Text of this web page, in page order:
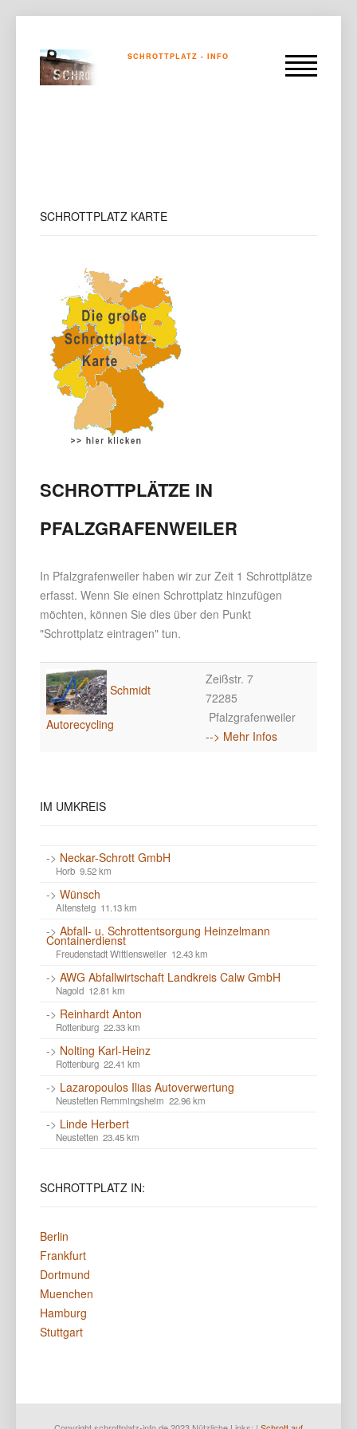
SCHROTTPLATZ - INFO
SCHROTTPLATZ KARTE
SCHROTTPLÄTZE IN
PFALZGRAFENWEILER
In Pfalzgrafenweiler haben wir zur Zeit 1 Schrottplätze
erfasst. Wenn Sie einen Schrottplatz hinzufügen
möchten, können Sie dies über den Punkt
"Schrottplatz eintragen" tun.
Schmidt
Autorecycling
Zeißstr. 7
72285
Pfalzgrafenweiler
--> Mehr Infos
IM UMKREIS
-> Neckar-Schrott GmbH
Horb 9.52 km
-> Wünsch
Altensteig 11.13 km
-> Abfall- u. Schrottentsorgung Heinzelmann
Containerdienst
Freudenstadt Wittlensweiler 12.43 km
-> AWG Abfallwirtschaft Landkreis Calw GmbH
Nagold 12.81 km
-> Reinhardt Anton
Rottenburg 22.33 km
-> Nolting Karl-Heinz
Rottenburg 22.41 km
-> Lazaropoulos Ilias Autoverwertung
Neustetten Remmingsheim 22.96 km
-> Linde Herbert
Neustetten 23.45 km
SCHROTTPLATZ IN:
Berlin
Frankfurt
Dortmund
Muenchen
Hamburg
Stuttgart